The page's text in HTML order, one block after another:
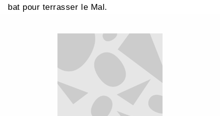
bat pour terrasser le Mal.